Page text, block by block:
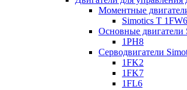
Моментные
Simotics T 1FW6
Основные двигатели
1PH8
Серводвигатели
1FK2
1FK7
1FL6